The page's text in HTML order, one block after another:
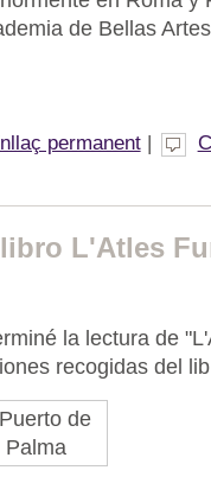
de Bellas
permanent|
L'Atles
la lectura de
recogidas del